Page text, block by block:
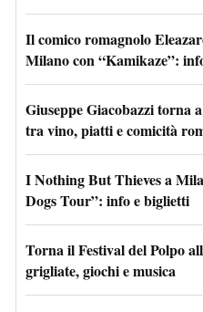
Il comico romagnolo
Milano con “Kamikaze”:
Giuseppe Giacobazzi torna
tra vino, piatti e comicità
I Nothing But Thieves a
Dogs Tour”: info e biglietti
Torna il Festival del Polpo
grigliate, giochi e musica